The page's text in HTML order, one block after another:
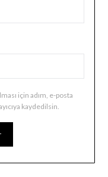
için adım, e-posta
kaydedilsin.